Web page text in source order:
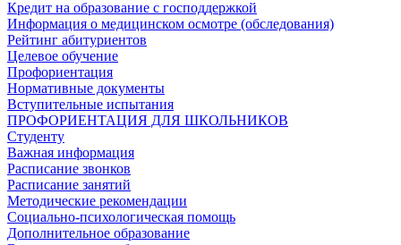
Кредит на образование с господдержкой
Информация о медицинском осмотре (обследования)
Рейтинг абитуриентов
Целевое обучение
Профориентация
Нормативные документы
Вступительные испытания
ПРОФОРИЕНТАЦИЯ ДЛЯ ШКОЛЬНИКОВ
Студенту
Важная информация
Расписание звонков
Расписание занятий
Методические рекомендации
Социально-психологическая помощь
Дополнительное образование